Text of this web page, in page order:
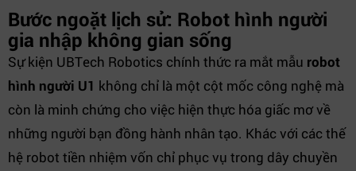
Bước ngoặt lịch sử: Robot hình người
gia nhập không gian sống
Sự kiện UBTech Robotics chính thức ra mắt mẫu robot
hình người U1 không chỉ là một cột mốc công nghệ mà
còn là minh chứng cho việc hiện thực hóa giấc mơ về
những người bạn đồng hành nhân tạo. Khác với các thế
hệ robot tiền nhiệm vốn chỉ phục vụ trong dây chuyền